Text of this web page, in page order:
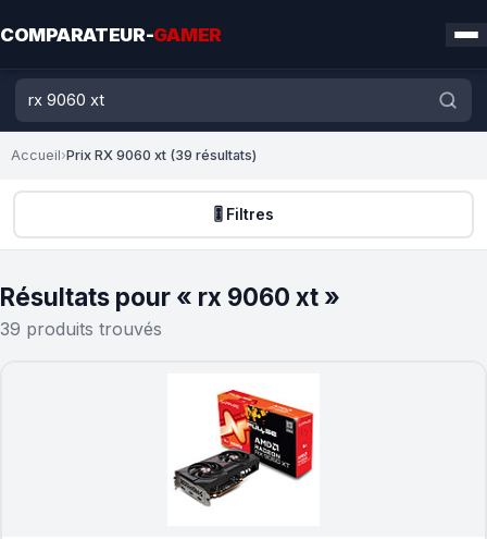
COMPARATEUR-GAMER
Accueil›Prix RX 9060 xt (39 résultats)
🎚️ Filtres
Résultats pour « rx 9060 xt »
39 produits trouvés